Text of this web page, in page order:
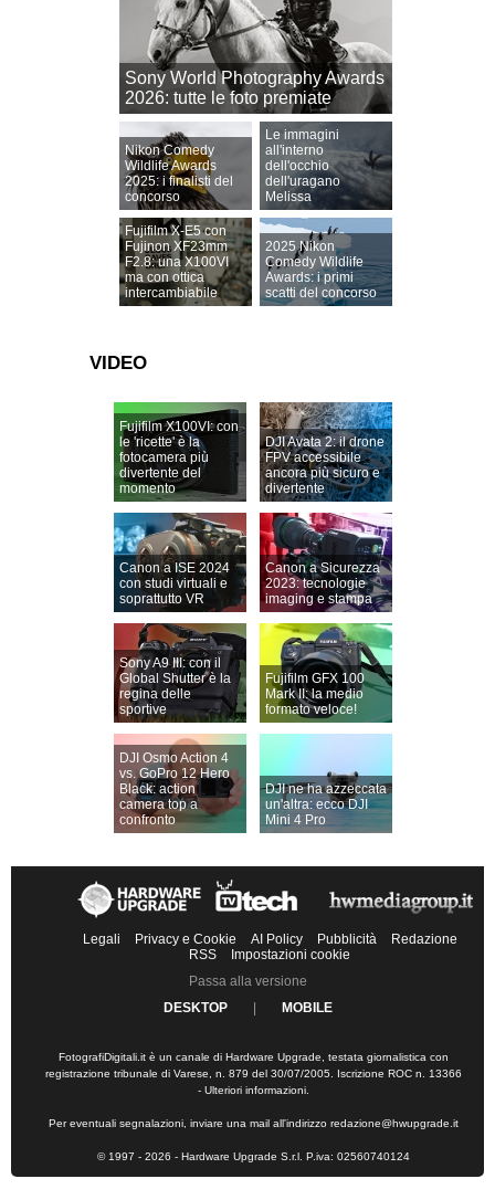
Sony World Photography Awards
2026: tutte le foto premiate
Nikon Comedy
Wildlife Awards
2025: i finalisti del
concorso
Le immagini
all'interno
dell'occhio
dell'uragano
Melissa
Fujifilm X-E5 con
Fujinon XF23mm
F2.8: una X100VI
ma con ottica
intercambiabile
2025 Nikon
Comedy Wildlife
Awards: i primi
scatti del concorso
VIDEO
Fujifilm X100VI: con
le 'ricette' è la
fotocamera più
divertente del
momento
DJI Avata 2: il drone
FPV accessibile
ancora più sicuro e
divertente
Canon a ISE 2024
con studi virtuali e
soprattutto VR
Canon a Sicurezza
2023: tecnologie
imaging e stampa
Sony A9 III: con il
Global Shutter è la
regina delle
sportive
Fujifilm GFX 100
Mark II: la medio
formato veloce!
DJI Osmo Action 4
vs. GoPro 12 Hero
Black: action
camera top a
confronto
DJI ne ha azzeccata
un'altra: ecco DJI
Mini 4 Pro
Legali Privacy e Cookie AI Policy Pubblicità
Redazione
RSS
Impostazioni cookie
Passa alla versione
DESKTOP
| MOBILE
FotografiDigitali.it è un canale di Hardware Upgrade, testata giornalistica con
registrazione tribunale di Varese, n. 879 del 30/07/2005. Iscrizione ROC n. 13366
- Ulteriori informazioni.
Per eventuali segnalazioni, inviare una mail all'indirizzo redazione@hwupgrade.it
© 1997 - 2026 - Hardware Upgrade S.r.l. P.iva: 02560740124